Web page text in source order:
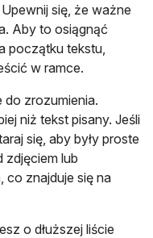
się, że ważne
Aby to osiągnąć
początku tekstu,
w ramce.
do zrozumienia.
niż tekst pisany. Jeśli
się, aby były proste
zdjęciem lub
co znajduje się na
o dłuższej liście